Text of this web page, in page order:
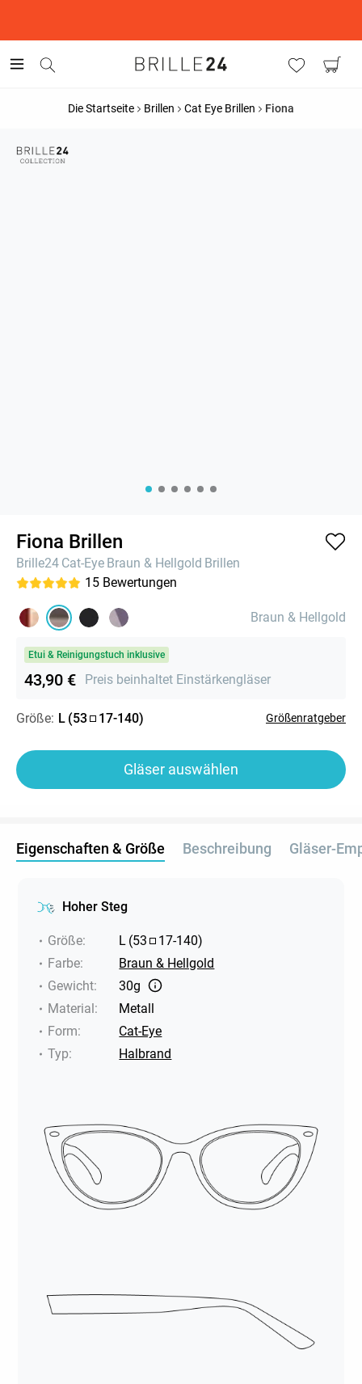
Die Startseite Brillen Cat Eye Brillen Fiona
Fiona Brillen
Brille24 Cat-Eye Braun & Hellgold Brillen
15 Bewertungen
Braun & Hellgold
Etui & Reinigungstuch inklusive
43,90 € Preis beinhaltet Einstärkengläser
Größe: L (53 17-140) Größenratgeber
Gläser auswählen
Eigenschaften & Größe Beschreibung Gläser-
Hoher Steg
Größe: L (53 17-140)
Farbe:
Braun & Hellgold
Gewicht:
30g
Material:
Metall
Form:
Cat-Eye
Typ: Halbrand